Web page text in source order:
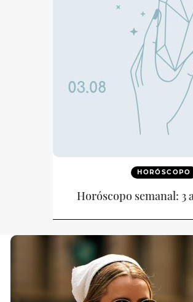
HORÓSCOPO
Horóscopo semanal: 3